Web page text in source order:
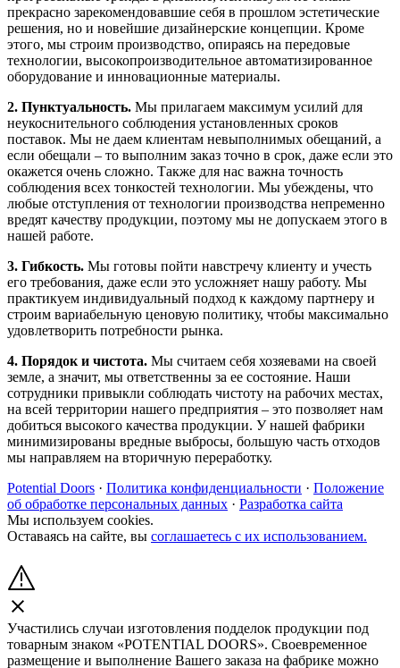
прекрасно зарекомендовавшие себя в прошлом эстетические
решения, но и новейшие дизайнерские концепции. Кроме
этого, мы строим производство, опираясь на передовые
технологии, высокопроизводительное автоматизированное
оборудование и инновационные материалы.
2. Пунктуальность. Мы прилагаем максимум усилий для
неукоснительного соблюдения установленных сроков
поставок. Мы не даем клиентам невыполнимых обещаний, а
если обещали – то выполним заказ точно в срок, даже если это
окажется очень сложно. Также для нас важна точность
соблюдения всех тонкостей технологии. Мы убеждены, что
любые отступления от технологии производства непременно
вредят качеству продукции, поэтому мы не допускаем этого в
нашей работе.
3. Гибкость. Мы готовы пойти навстречу клиенту и учесть
его требования, даже если это усложняет нашу работу. Мы
практикуем индивидуальный подход к каждому партнеру и
строим вариабельную ценовую политику, чтобы максимально
удовлетворить потребности рынка.
4. Порядок и чистота. Мы считаем себя хозяевами на своей
земле, а значит, мы ответственны за ее состояние. Наши
сотрудники привыкли соблюдать чистоту на рабочих местах,
на всей территории нашего предприятия – это позволяет нам
добиться высокого качества продукции. У нашей фабрики
минимизированы вредные выбросы, большую часть отходов
мы направляем на вторичную переработку.
Potential Doors · Политика конфиденциальности · Положение
об обработке персональных данных · Разработка сайта
Мы используем cookies.
Оставаясь на сайте, вы соглашаетесь с их использованием.
Участились случаи изготовления подделок продукции под
товарным знаком «POTENTIAL DOORS». Своевременное
размещение и выполнение Вашего заказа на фабрике можно